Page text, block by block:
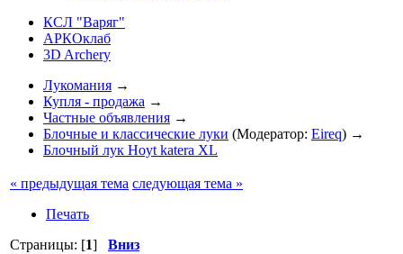
КСЛ "Варяг"
АРКОклаб
3D Archery
Лукомания →
Купля - продажа →
Частные объявления →
Блочные и классические луки (Модератор: Eireq) →
Блочный лук Hoyt katera XL
« предыдущая тема следующая тема »
Печать
Страницы: [1] Вниз